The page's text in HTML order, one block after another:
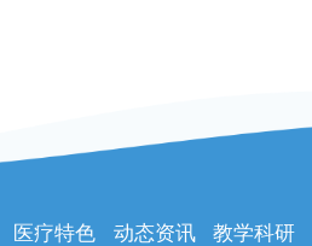
医疗特色 动态资讯 教学科研